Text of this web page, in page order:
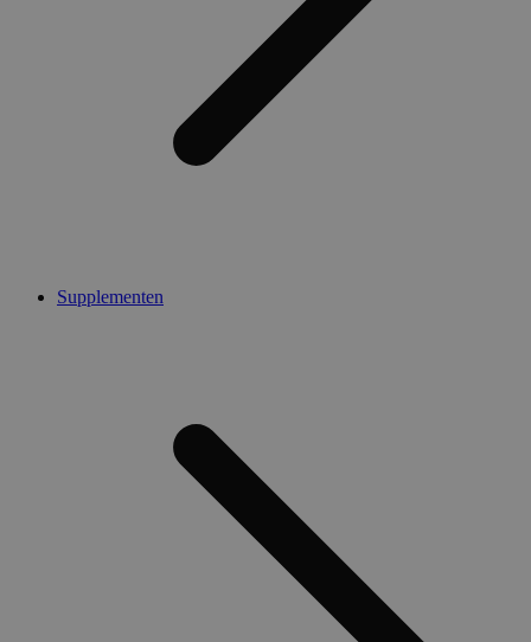
Supplementen